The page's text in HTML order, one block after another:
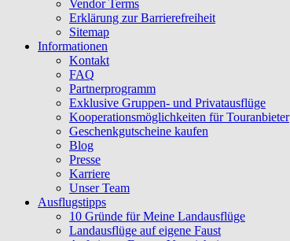
Vendor Terms
Erklärung zur Barrierefreiheit
Sitemap
Informationen
Kontakt
FAQ
Partnerprogramm
Exklusive Gruppen- und Privatausflüge
Kooperationsmöglichkeiten für Touranbieter
Geschenkgutscheine kaufen
Blog
Presse
Karriere
Unser Team
Ausflugstipps
10 Gründe für Meine Landausflüge
Landausflüge auf eigene Faust